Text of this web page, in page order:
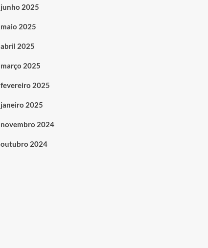
junho 2025
maio 2025
abril 2025
março 2025
fevereiro 2025
janeiro 2025
novembro 2024
outubro 2024